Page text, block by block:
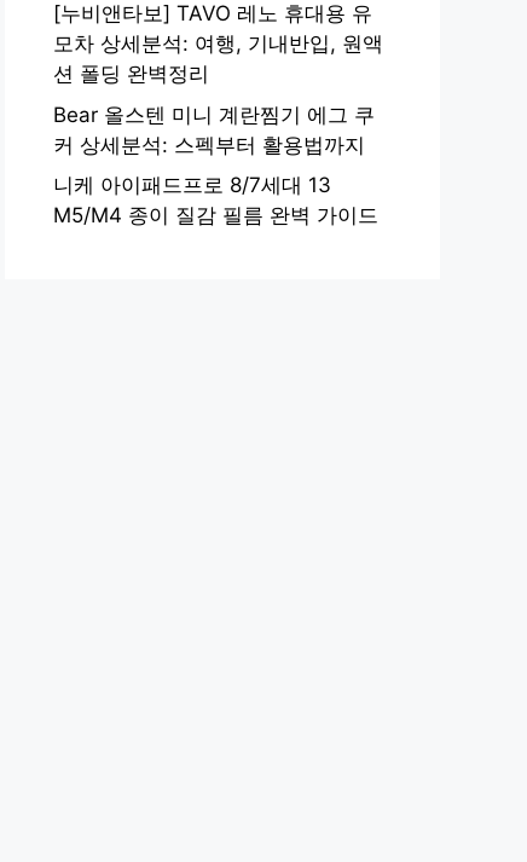
[누비앤타보] TAVO 레노 휴대용 유
모차 상세분석: 여행, 기내반입, 원액
션 폴딩 완벽정리
Bear 올스텐 미니 계란찜기 에그 쿠
커 상세분석: 스펙부터 활용법까지
니케 아이패드프로 8/7세대 13
M5/M4 종이 질감 필름 완벽 가이드